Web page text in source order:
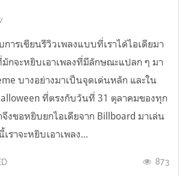
ารเขียนรีวิวเพลงแบบที่เราได้ไอเดียมา
กจะหยิบเอาเพลงที่มีลักษณะแปลก ๆ มา
บางอย่างมาเป็นจุดเด่นหลัก และใน
ที่ตรงกับวันที่ 31 ตุลาคมของทุก
จึงขอหยิบยกไอเดียจาก Billboard มาเล่น
ราจะหยิบเอาเพลง...
873